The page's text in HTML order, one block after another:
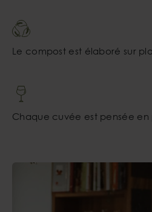
Le compost est élaboré sur
Chaque cuvée est pensée